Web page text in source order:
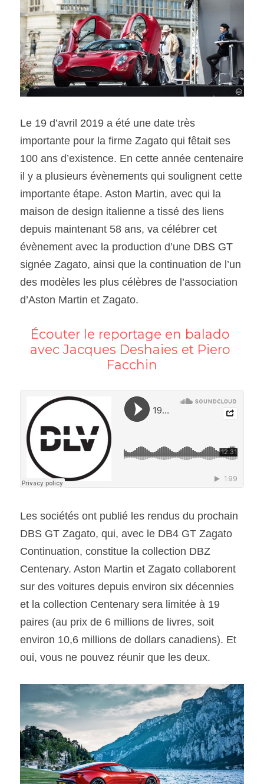
SOUMISSION RAPIDE
ASSURANCE
Le 19 d’avril 2019 a été une date très
importante pour la firme Zagato qui fêtait ses
100 ans d’existence. En cette année centenaire
il y a plusieurs évènements qui soulignent cette
importante étape. Aston Martin, avec qui la
maison de design italienne a tissé des liens
depuis maintenant 58 ans, va célébrer cet
évènement avec la production d’une DBS GT
signée Zagato, ainsi que la continuation de l’un
des modèles les plus célèbres de l’association
d’Aston Martin et Zagato.
Écouter le reportage en balado
avec Jacques Deshaies et Piero
Facchin
Les sociétés ont publié les rendus du prochain
DBS GT Zagato, qui, avec le DB4 GT Zagato
Continuation, constitue la collection DBZ
Centenary. Aston Martin et Zagato collaborent
sur des voitures depuis environ six décennies
et la collection Centenary sera limitée à 19
paires (au prix de 6 millions de livres, soit
environ 10,6 millions de dollars canadiens). Et
oui, vous ne pouvez réunir que les deux.